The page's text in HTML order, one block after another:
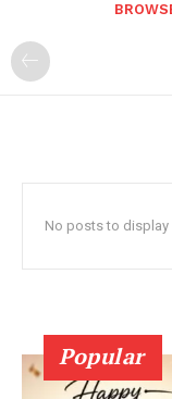
No posts to display
Popular